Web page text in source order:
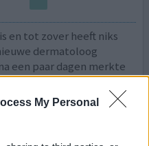
My Personal
en tot zover heeft niks
dermatoloog
een paar dagen merkte
zacht en ziet er weer
per week als
is reukloos,